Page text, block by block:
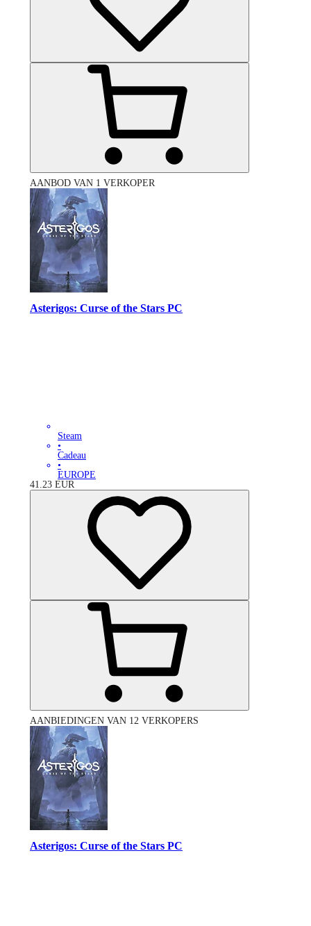
AANBOD VAN 1 VERKOPER
Asterigos: Curse of the Stars PC
Steam
•
Cadeau
•
EUROPE
41.23 EUR
AANBIEDINGEN VAN 12 VERKOPERS
Asterigos: Curse of the Stars PC